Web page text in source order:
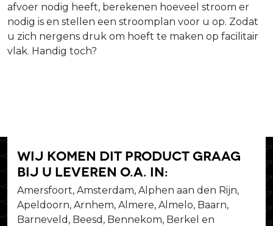
afvoer nodig heeft, berekenen hoeveel stroom er
nodig is en stellen een stroomplan voor u op. Zodat
u zich nergens druk om hoeft te maken op facilitair
vlak. Handig toch?
Wij komen dit product graag
bij u leveren o.a. in:
Amersfoort, Amsterdam, Alphen aan den Rijn,
Apeldoorn, Arnhem, Almere, Almelo, Baarn,
Barneveld, Beesd, Bennekom, Berkel en